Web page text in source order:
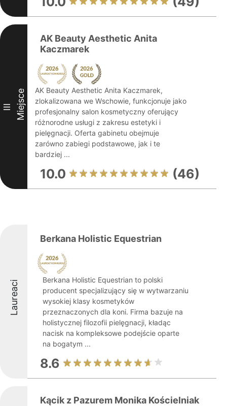
III Miejsce
AK Beauty Aesthetic Anita
Kaczmarek
AK Beauty Aesthetic Anita Kaczmarek,
zlokalizowana we Wschowie, funkcjonuje jako
profesjonalny salon kosmetyczny oferujący
różnorodne usługi z zakresu estetyki i
pielęgnacji. Oferta gabinetu obejmuje
zarówno zabiegi podstawowe, jak i te
bardziej ...
10.0 (46)
Laureaci
Berkana Holistic Equestrian
Berkana Holistic Equestrian to polski
producent specjalizujący się w wytwarzaniu
wysokiej klasy kosmetyków
przeznaczonych dla koni. Firma bazuje na
holistycznej filozofii pielęgnacji, kładąc
nacisk na kompleksowe podejście oparte
na bogatym ...
8.6
Kącik z Pazurem Monika Kościelniak